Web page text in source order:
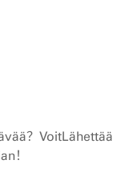
？
！